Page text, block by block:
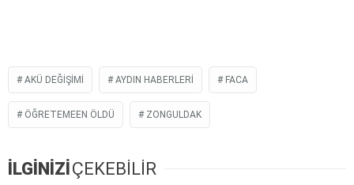
AKÜ DEĞIŞIMI AYDIN HABERLERI FACA
ÖĞRETEMEEN ÖLDÜ ZONGULDAK
İLGİNİZİ ÇEKEBİLİR